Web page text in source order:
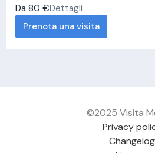
Da 80 €Dettagli
Prenota una visita
©2025 Visita
Privacy
Changelog